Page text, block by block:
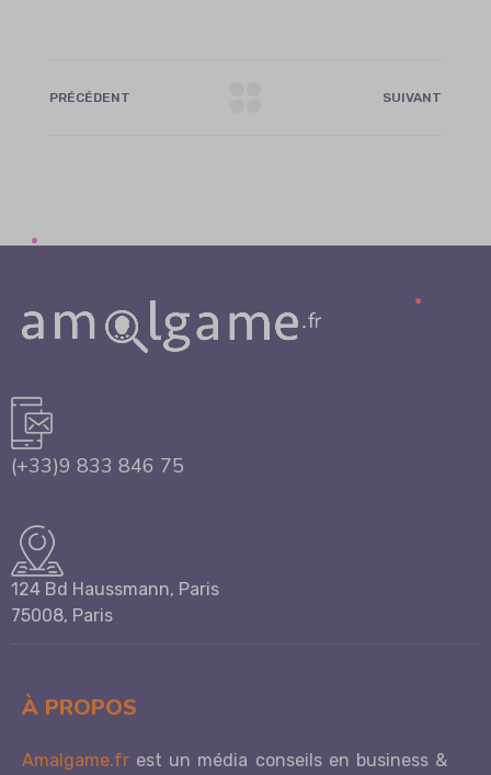
PRÉCÉDENT SUIVANT
(+33)9 833 846 75
124 Bd Haussmann, Paris
75008, Paris
À PROPOS
Amalgame.fr est un média conseils en business &